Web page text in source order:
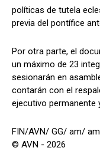
políticas de tutela
previa del pontífice
Por otra parte, el
un máximo de 23
sesionarán en
contarán con el
ejecutivo permanente
FIN/AVN/ GG/ am/
© AVN - 2026